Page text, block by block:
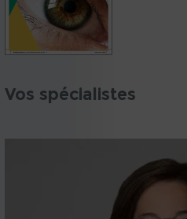
Vos spécialistes